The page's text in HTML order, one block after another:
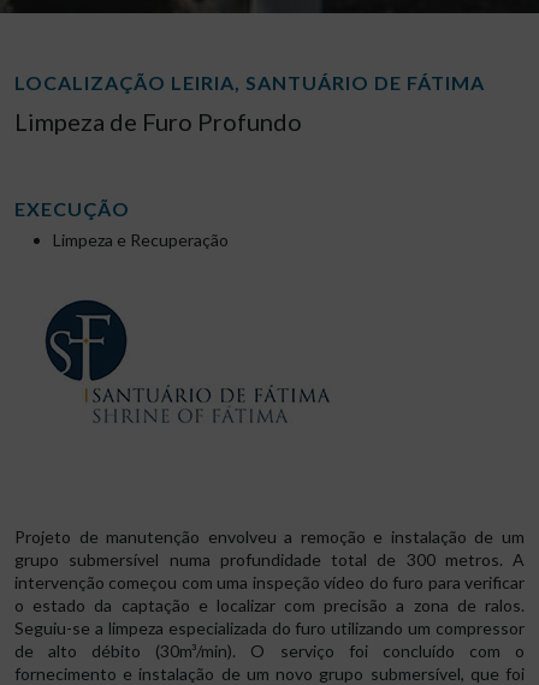
LOCALIZAÇÃO LEIRIA, SANTUÁRIO DE FÁTIMA
Limpeza de Furo Profundo
EXECUÇÃO
Limpeza e Recuperação
Projeto de manutenção envolveu a remoção e instalação de um
grupo submersível numa profundidade total de 300 metros. A
intervenção começou com uma inspeção vídeo do furo para verificar
o estado da captação e localizar com precisão a zona de ralos.
Seguiu-se a limpeza especializada do furo utilizando um compressor
de alto débito (30m³/min). O serviço foi concluído com o
fornecimento e instalação de um novo grupo submersível, que foi